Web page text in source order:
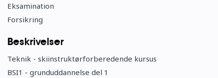
Eksamination
Forsikring
Beskrivelser
Teknik - skiinstruktørforberedende kursus
BSI1 - grunduddannelse del 1